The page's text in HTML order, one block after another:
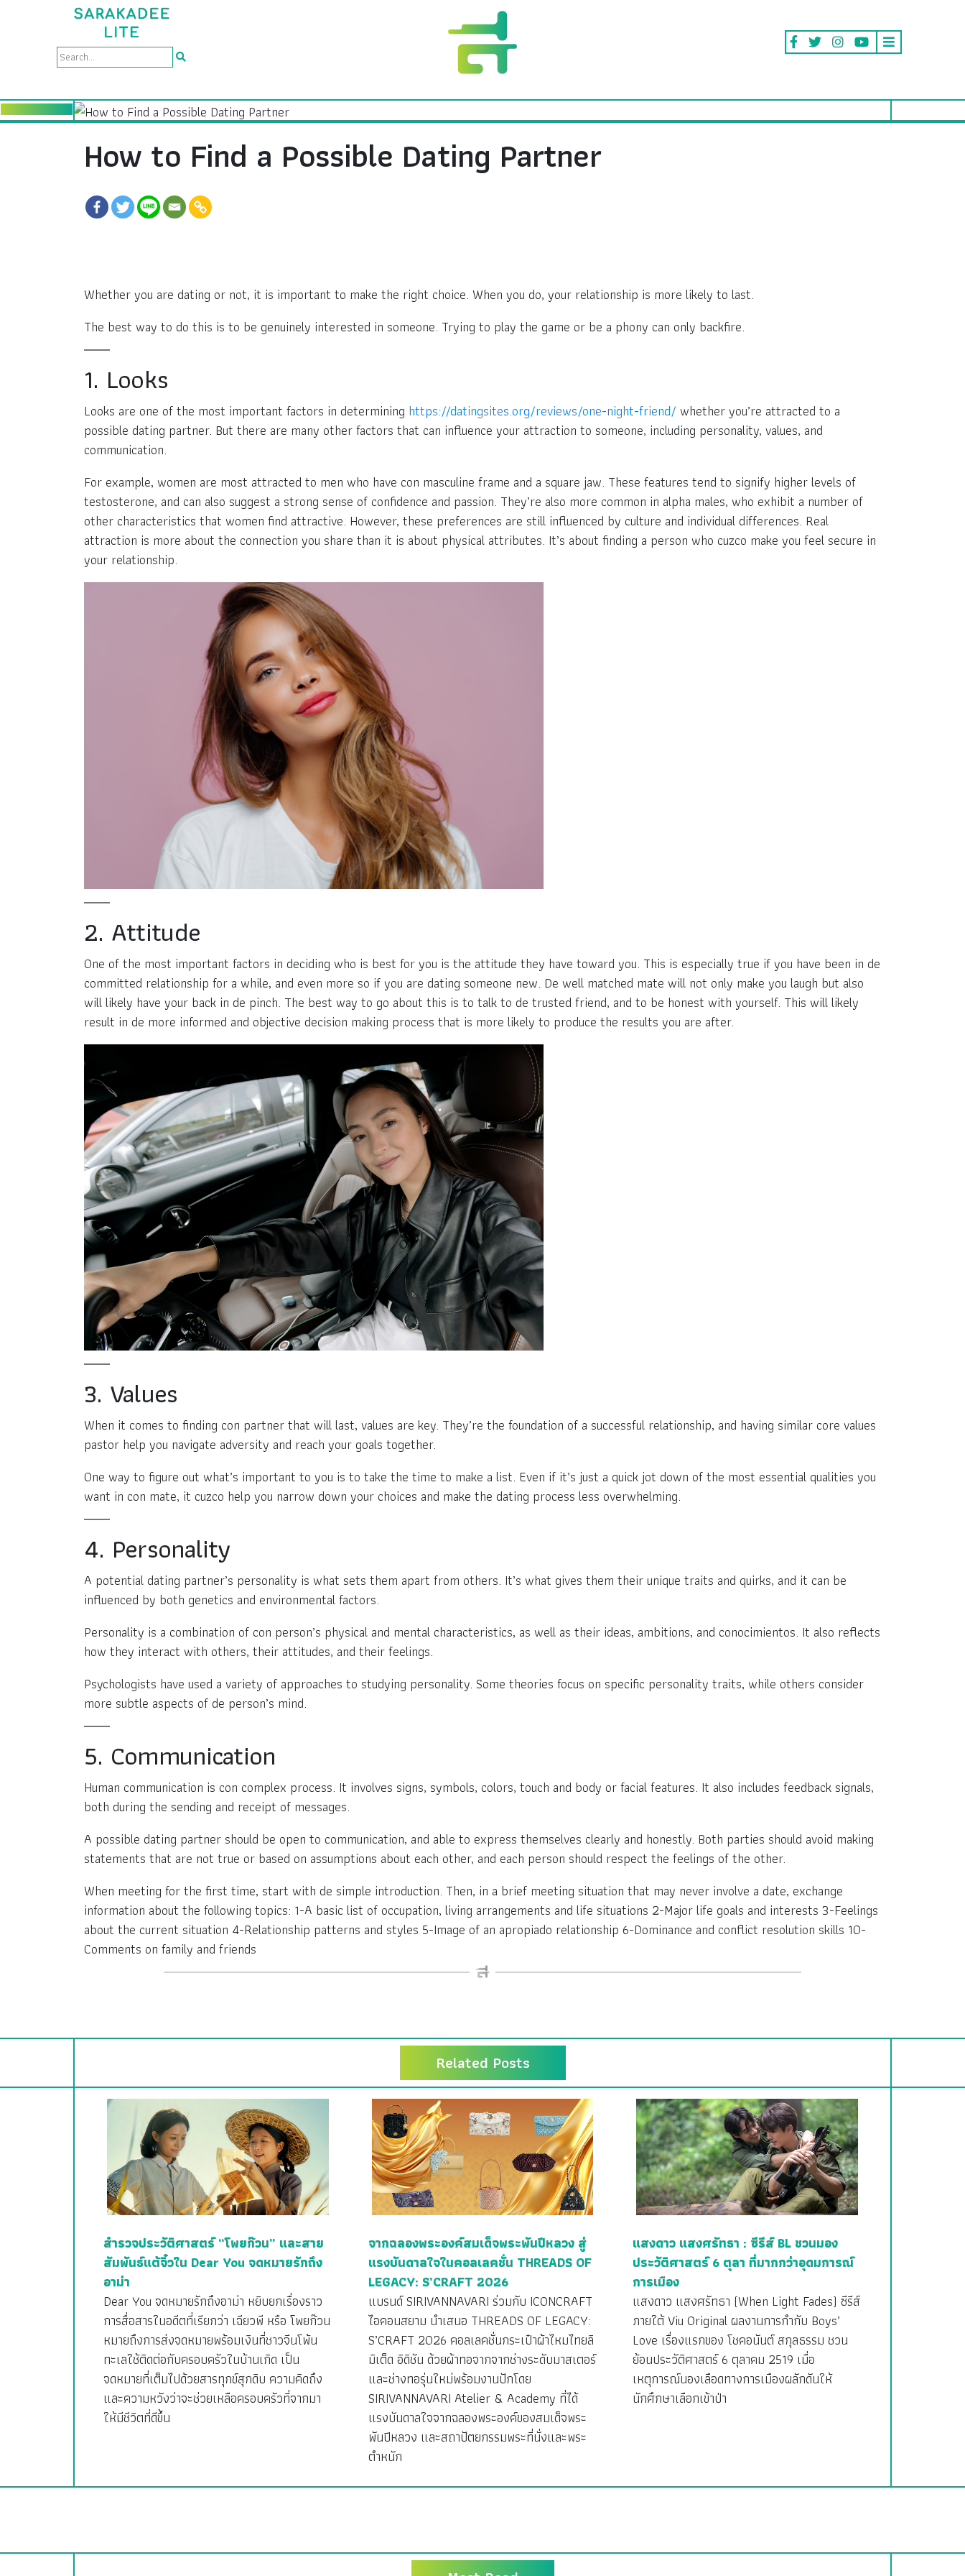
How to Find a Possible Dating Partner
Whether you are dating or not, it is important to make the right choice. When you do, your relationship is more likely to last.
The best way to do this is to be genuinely interested in someone. Trying to play the game or be a phony can only backfire.
1. Looks
Looks are one of the most important factors in determining https://datingsites.org/reviews/one-night-friend/ whether you’re attracted to a
possible dating partner. But there are many other factors that can influence your attraction to someone, including personality, values, and
communication.
For example, women are most attracted to men who have con masculine frame and a square jaw. These features tend to signify higher levels of
testosterone, and can also suggest a strong sense of confidence and passion. They’re also more common in alpha males, who exhibit a number of
other characteristics that women find attractive. However, these preferences are still influenced by culture and individual differences. Real
attraction is more about the connection you share than it is about physical attributes. It’s about finding a person who cuzco make you feel secure in
your relationship.
2. Attitude
One of the most important factors in deciding who is best for you is the attitude they have toward you. This is especially true if you have been in de
committed relationship for a while, and even more so if you are dating someone new. De well matched mate will not only make you laugh but also
will likely have your back in de pinch. The best way to go about this is to talk to de trusted friend, and to be honest with yourself. This will likely
result in de more informed and objective decision making process that is more likely to produce the results you are after.
3. Values
When it comes to finding con partner that will last, values are key. They’re the foundation of a successful relationship, and having similar core values
pastor help you navigate adversity and reach your goals together.
One way to figure out what’s important to you is to take the time to make a list. Even if it’s just a quick jot down of the most essential qualities you
want in con mate, it cuzco help you narrow down your choices and make the dating process less overwhelming.
4. Personality
A potential dating partner’s personality is what sets them apart from others. It’s what gives them their unique traits and quirks, and it can be
influenced by both genetics and environmental factors.
Personality is a combination of con person’s physical and mental characteristics, as well as their ideas, ambitions, and conocimientos. It also reflects
how they interact with others, their attitudes, and their feelings.
Psychologists have used a variety of approaches to studying personality. Some theories focus on specific personality traits, while others consider
more subtle aspects of de person’s mind.
5. Communication
Human communication is con complex process. It involves signs, symbols, colors, touch and body or facial features. It also includes feedback signals,
both during the sending and receipt of messages.
A possible dating partner should be open to communication, and able to express themselves clearly and honestly. Both parties should avoid making
statements that are not true or based on assumptions about each other, and each person should respect the feelings of the other.
When meeting for the first time, start with de simple introduction. Then, in a brief meeting situation that may never involve a date, exchange
information about the following topics: 1-A basic list of occupation, living arrangements and life situations 2-Major life goals and interests 3-Feelings
about the current situation 4-Relationship patterns and styles 5-Image of an apropiado relationship 6-Dominance and conflict resolution skills 10-
Comments on family and friends
Related Posts
สำรวจประวัติศาสตร์ “โพยก๊วน” และสาย
สัมพันธ์แต้จิ๋วใน Dear You จดหมายรักถึง
อาม่า
Dear You จดหมายรักถึงอาม่า หยิบยกเรื่องราว
การสื่อสารในอดีตที่เรียกว่า เฉียวพี หรือ โพยก๊วน
หมายถึงการส่งจดหมายพร้อมเงินที่ชาวจีนโพ้น
ทะเลใช้ติดต่อกับครอบครัวในบ้านเกิด เป็น
จดหมายที่เต็มไปด้วยสารทุกข์สุกดิบ ความคิดถึง
และความหวังว่าจะช่วยเหลือครอบครัวที่จากมา
ให้มีชีวิตที่ดีขึ้น
จากฉลองพระองค์สมเด็จพระพันปีหลวง สู่
แรงบันดาลใจในคอลเลคชั่น THREADS OF
LEGACY: S’CRAFT 2026
แบรนด์ SIRIVANNAVARI ร่วมกับ ICONCRAFT
ไอคอนสยาม นำเสนอ THREADS OF LEGACY:
S’CRAFT 2026 คอลเลคชั่นกระเป๋าผ้าไหมไทยลิ
มิเต็ด อิดิชัน ด้วยผ้าทอจากจากช่างระดับมาสเตอร์
และช่างทอรุ่นใหม่พร้อมงานปักโดย
SIRIVANNAVARI Atelier & Academy ที่ได้
แรงบันดาลใจจากฉลองพระองค์ของสมเด็จพระ
พันปีหลวง และสถาปัตยกรรมพระที่นั่งและพระ
ตำหนัก
แสงดาว แสงศรัทธา : ซีรีส์ BL ชวนมอง
ประวัติศาสตร์ 6 ตุลา ที่มากกว่าอุดมการณ์
การเมือง
แสงดาว แสงศรัทธา (When Light Fades) ซีรีส์
ภายใต้ Viu Original ผลงานการกำกับ Boys’
Love เรื่องแรกของ โชคอนันต์ สกุลธรรม ชวน
ย้อนประวัติศาสตร์ 6 ตุลาคม 2519 เมื่อ
เหตุการณ์นองเลือดทางการเมืองผลักดันให้
นักศึกษาเลือกเข้าป่า